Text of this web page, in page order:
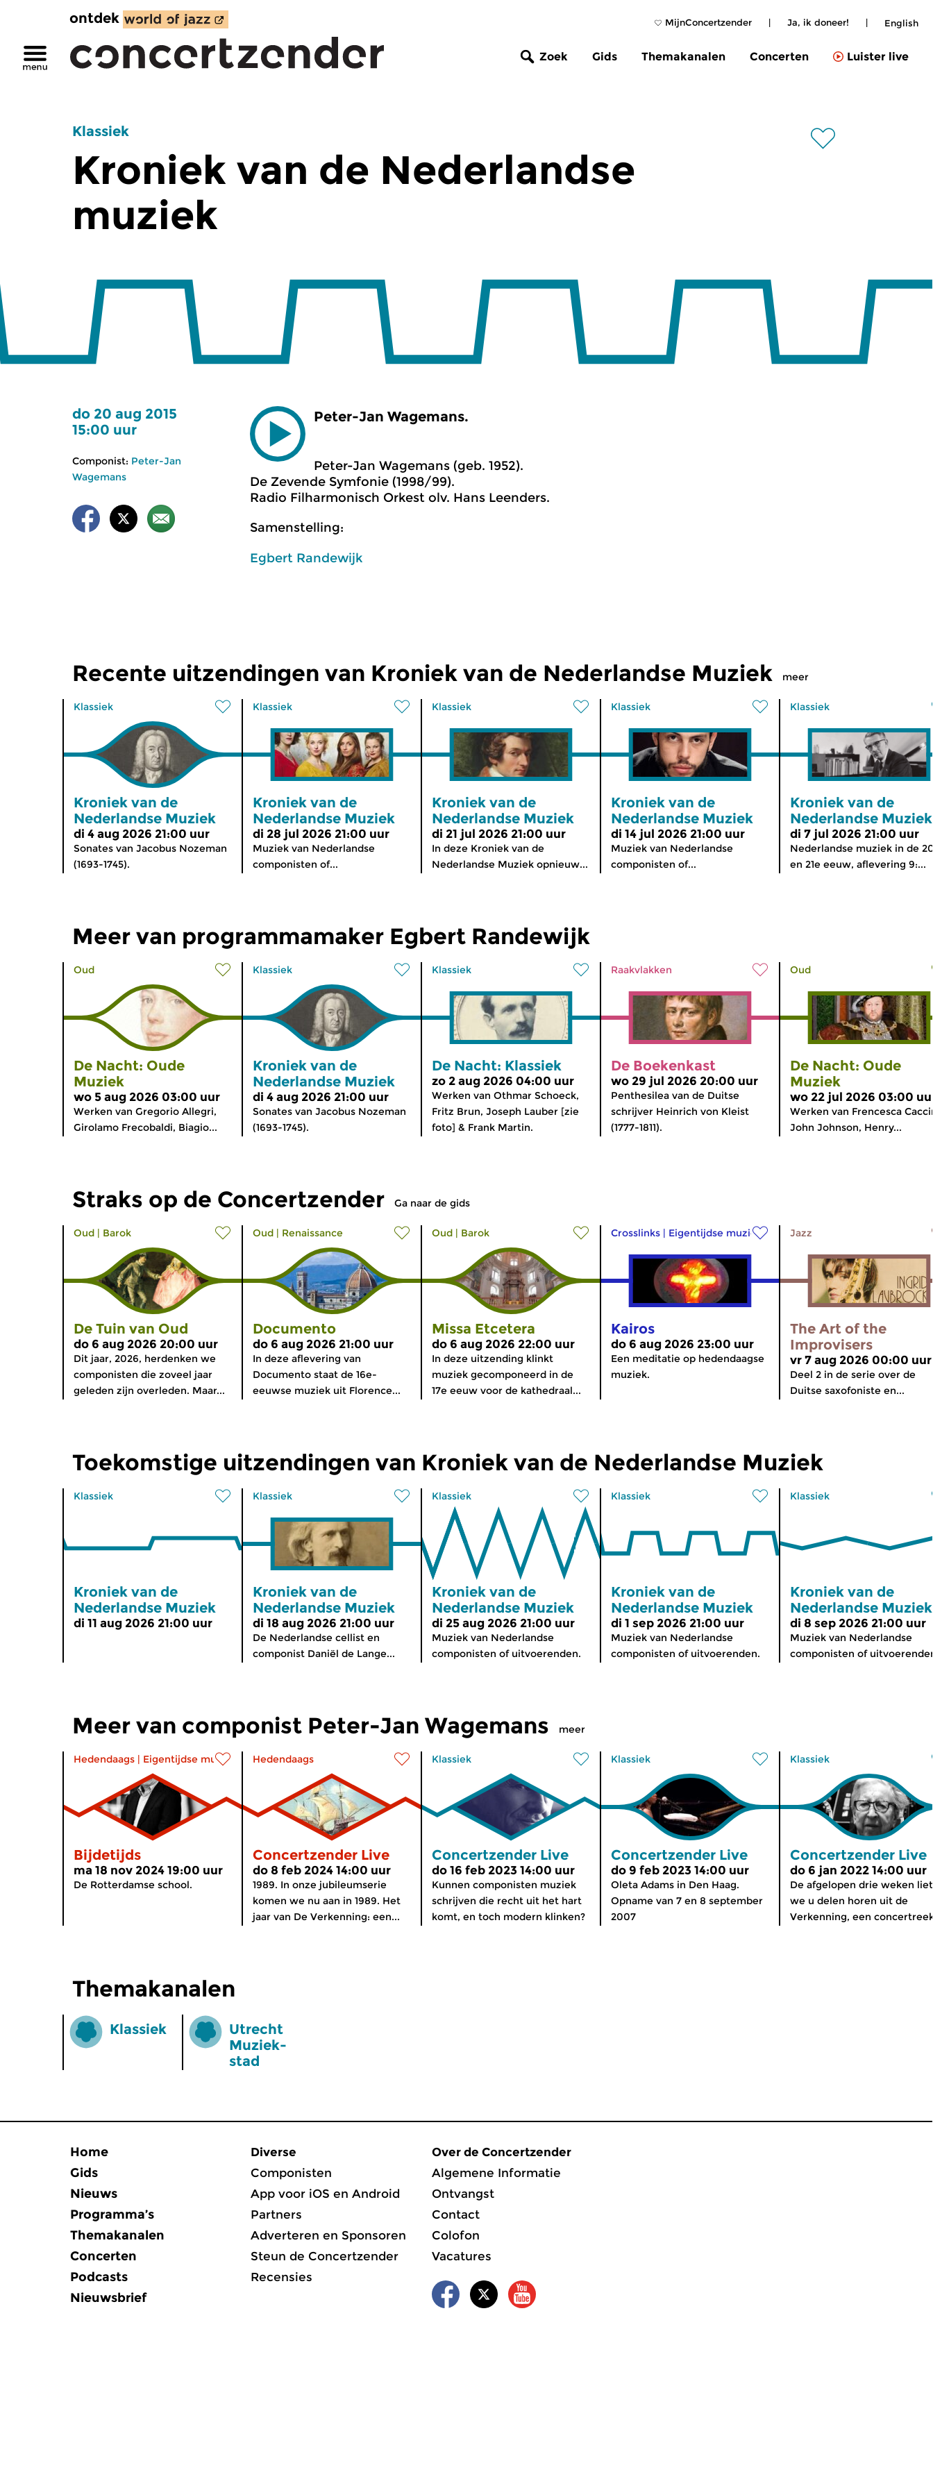
MijnConcertzender | Ja, ik doneer! | English
ontdek
Zoek Gids Themakanalen Concerten Luister live
Klassiek
Kroniek van de Nederlandse
muziek
do 20 aug 2015
15:00 uur
Componist: Peter-Jan
Wagemans
Peter-Jan Wagemans.
Peter-Jan Wagemans (geb. 1952).
De Zevende Symfonie (1998/99).
Radio Filharmonisch Orkest olv. Hans Leenders.
Samenstelling:
Egbert Randewijk
Recente uitzendingen van Kroniek van de Nederlandse Muziek meer
Klassiek
Kroniek van de
Nederlandse Muziek
di 4 aug 2026 21:00 uur
Sonates van Jacobus Nozeman
(1693-1745).
Klassiek
Kroniek van de
Nederlandse Muziek
di 28 jul 2026 21:00 uur
Muziek van Nederlandse
componisten of...
Klassiek
Kroniek van de
Nederlandse Muziek
di 21 jul 2026 21:00 uur
In deze Kroniek van de
Nederlandse Muziek opnieuw...
Klassiek
Kroniek van de
Nederlandse Muziek
di 14 jul 2026 21:00 uur
Muziek van Nederlandse
componisten of...
Klassiek
Kroniek van de
Nederlandse Muziek
di 7 jul 2026 21:00 uur
Nederlandse muziek in de
en 21e eeuw, aflevering 9:...
Meer van programmamaker Egbert Randewijk
Oud
De Nacht: Oude
Muziek
wo 5 aug 2026 03:00 uur
Werken van Gregorio Allegri,
Girolamo Frecobaldi, Biagio...
Klassiek
Kroniek van de
Nederlandse Muziek
di 4 aug 2026 21:00 uur
Sonates van Jacobus Nozeman
(1693-1745).
Klassiek
De Nacht: Klassiek
zo 2 aug 2026 04:00 uur
Werken van Othmar Schoeck,
Fritz Brun, Joseph Lauber [zie
foto] & Frank Martin.
Raakvlakken
De Boekenkast
wo 29 jul 2026 20:00 uur
Penthesilea van de Duitse
schrijver Heinrich von Kleist
(1777-1811).
Oud
De Nacht: Oude
Muziek
wo 22 jul 2026 03:00
Werken van Frencesca
John Johnson, Henry...
Straks op de Concertzender Ga naar de gids
Oud | Barok
De Tuin van Oud
do 6 aug 2026 20:00 uur
Dit jaar, 2026, herdenken we
componisten die zoveel jaar
geleden zijn overleden. Maar...
Oud | Renaissance
Documento
do 6 aug 2026 21:00 uur
In deze aflevering van
Documento staat de 16e-
eeuwse muziek uit Florence...
Oud | Barok
Missa Etcetera
do 6 aug 2026 22:00 uur
In deze uitzending klinkt
muziek gecomponeerd in de
17e eeuw voor de kathedraal...
Crosslinks | Eigentijdse muziek
Kairos
do 6 aug 2026 23:00 uur
Een meditatie op hedendaagse
muziek.
Jazz
The Art of the
Improvisers
vr 7 aug 2026 00:00 uur
Deel 2 in de serie over de
Duitse saxofoniste en...
Toekomstige uitzendingen van Kroniek van de Nederlandse Muziek
Klassiek
Kroniek van de
Nederlandse Muziek
di 11 aug 2026 21:00 uur
Klassiek
Kroniek van de
Nederlandse Muziek
di 18 aug 2026 21:00 uur
De Nederlandse cellist en
componist Daniël de Lange...
Klassiek
Kroniek van de
Nederlandse Muziek
di 25 aug 2026 21:00 uur
Muziek van Nederlandse
componisten of uitvoerenden.
Klassiek
Kroniek van de
Nederlandse Muziek
di 1 sep 2026 21:00 uur
Muziek van Nederlandse
componisten of uitvoerenden.
Klassiek
Kroniek van de
Nederlandse Muziek
di 8 sep 2026 21:00 uur
Muziek van Nederlandse
componisten of
Meer van componist Peter-Jan Wagemans meer
Hedendaags | Eigentijdse muziek
Bijdetijds
ma 18 nov 2024 19:00 uur
De Rotterdamse school.
Hedendaags
Concertzender Live
do 8 feb 2024 14:00 uur
1989. In onze jubileumserie
komen we nu aan in 1989. Het
jaar van De Verkenning: een...
Klassiek
Concertzender Live
do 16 feb 2023 14:00 uur
Kunnen componisten muziek
schrijven die recht uit het hart
komt, en toch modern klinken?
Klassiek
Concertzender Live
do 9 feb 2023 14:00 uur
Oleta Adams in Den Haag.
Opname van 7 en 8 september
2007
Klassiek
Concertzender Live
do 6 jan 2022 14:00 uur
De afgelopen drie weken
we u delen horen uit de
Verkenning, een
Themakanalen
Klassiek
Utrecht
Muziek­
stad
Home
Gids
Nieuws
Programma’s
Themakanalen
Concerten
Podcasts
Nieuwsbrief
Diverse
Componisten
App voor iOS en Android
Partners
Adverteren en Sponsoren
Steun de Concertzender
Recensies
Over de Concertzender
Algemene Informatie
Ontvangst
Contact
Colofon
Vacatures